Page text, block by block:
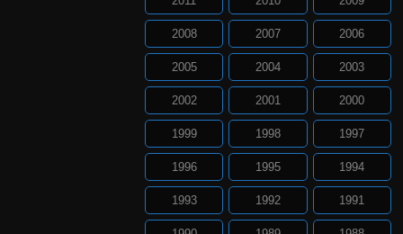
2008 2007 2006
2005 2004 2003
2002 2001 2000
1999 1998 1997
1996 1995 1994
1993 1992 1991